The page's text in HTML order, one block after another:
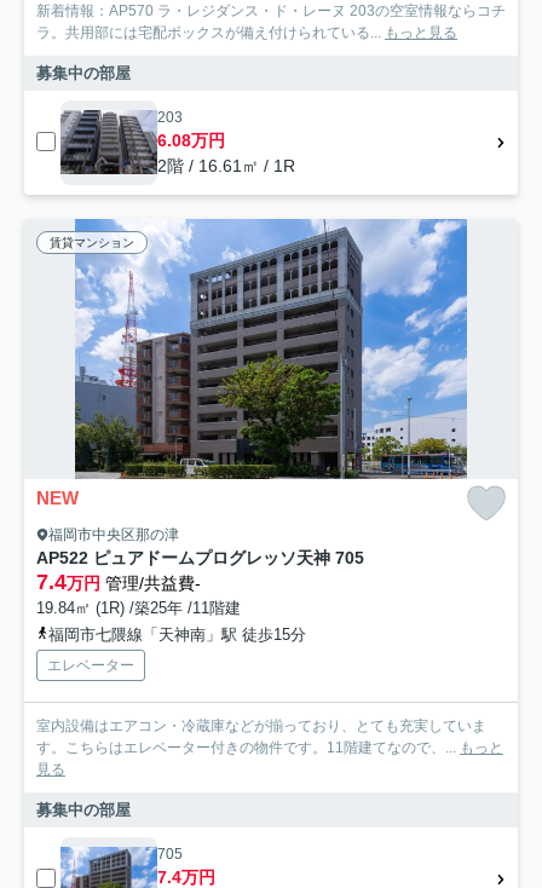
新着情報：AP570 ラ・レジダンス・ド・レーヌ 203の空室情報ならコチ
ラ。共用部には宅配ボックスが備え付けられている...
もっと見る
募集中の部屋
203
6.08万円
2階 / 16.61㎡ / 1R
賃貸マンション
NEW
福岡市中央区那の津
AP522 ピュアドームプログレッソ天神 705
7.4万円 管理/共益費-
19.84㎡ (1R) /築25年 /11階建
福岡市七隈線「天神南」駅 徒歩15分
エレベーター
室内設備はエアコン・冷蔵庫などが揃っており、とても充実していま
す。こちらはエレベーター付きの物件です。11階建てなので、...
もっと
見る
募集中の部屋
705
7.4万円